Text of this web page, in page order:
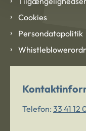
Cookies
Persondatapolitik
Telefon: 33 41 12